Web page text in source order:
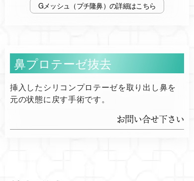
Gメッシュ（プチ隆鼻）
鼻プロテーゼ抜去
挿入したシリコンプロテーゼを取り出し鼻を
元の状態に戻す手術です。
お問い合せ下さい